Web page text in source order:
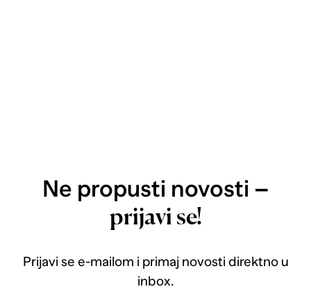
Ne propusti novosti –
prijavi se!
Prijavi se e-mailom i primaj novosti direktno u
inbox.